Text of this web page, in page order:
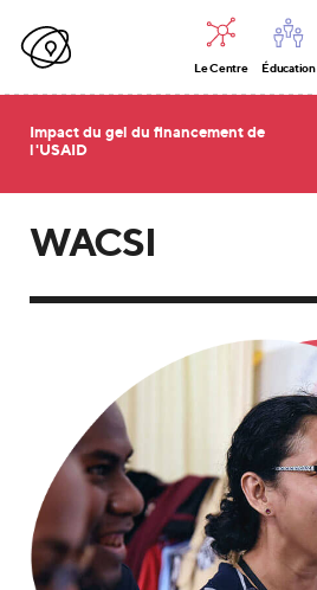
Le Centre Éducation
Impact du gel du financement de
l'USAIDAccueil
WACSI